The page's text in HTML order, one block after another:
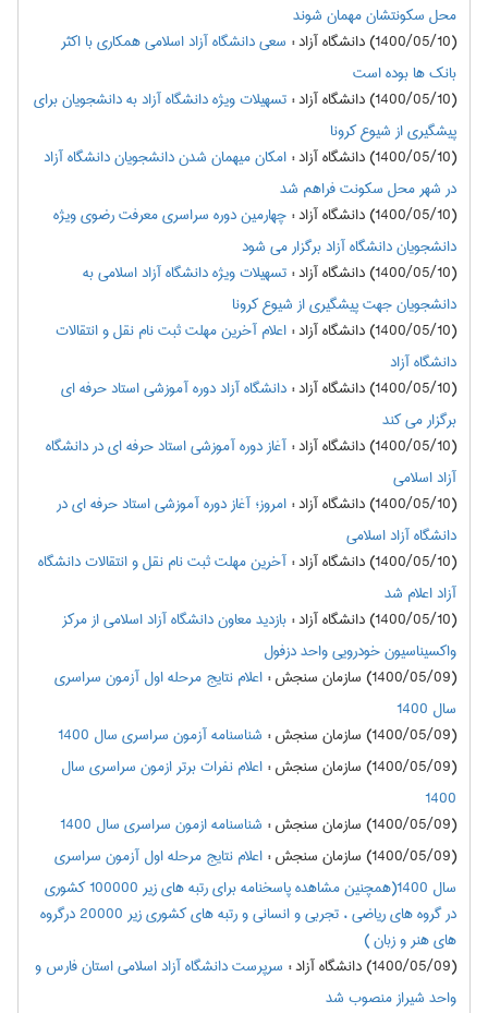
محل سکونتشان مهمان شوند
(1400/05/10) دانشگاه آزاد
: سعی دانشگاه آزاد اسلامی همکاری با اکثر
بانک ها بوده است
(1400/05/10) دانشگاه آزاد
:تسهیلات ویژه دانشگاه آزاد به دانشجویان برای
پیشگیری از شیوع کرونا
(1400/05/10) دانشگاه آزاد
:امکان میهمان شدن دانشجویان دانشگاه آزاد
در شهر محل سکونت فراهم شد
(1400/05/10) دانشگاه آزاد
:چهارمین دوره سراسری معرفت رضوی ویژه
دانشجویان دانشگاه آزاد برگزار می شود
(1400/05/10) دانشگاه آزاد
:تسهیلات ویژه دانشگاه آزاد اسلامی به
دانشجویان جهت پیشگیری از شیوع کرونا
(1400/05/10) دانشگاه آزاد
:اعلام آخرین مهلت ثبت نام نقل و انتقالات
دانشگاه آزاد
(1400/05/10) دانشگاه آزاد
:دانشگاه آزاد دوره آموزشی استاد حرفه ای
برگزار می کند
(1400/05/10) دانشگاه آزاد
:آغاز دوره آموزشی استاد حرفه ای در دانشگاه
آزاد اسلامی
(1400/05/10) دانشگاه آزاد
:امروز؛ آغاز دوره آموزشی استاد حرفه ای در
دانشگاه آزاد اسلامی
(1400/05/10) دانشگاه آزاد
:آخرین مهلت ثبت نام نقل و انتقالات دانشگاه
آزاد اعلام شد
(1400/05/10) دانشگاه آزاد
:بازدید معاون دانشگاه آزاد اسلامی از مرکز
واکسیناسیون خودرویی واحد دزفول
(1400/05/09) سازمان سنجش
:اعلام نتايج مرحله اول آزمون سراسري
سال 1400
(1400/05/09) سازمان سنجش
: شناسنامه آزمون سراسری سال 1400
(1400/05/09) سازمان سنجش
:اعلام نفرات برتر ازمون سراسري سال
1400
(1400/05/09) سازمان سنجش
: شناسنامه ازمون سراسري سال 1400
(1400/05/09) سازمان سنجش
:اعلام نتايج مرحله اول آزمون سراسري
سال 1400(همچنین مشاهده پاسخنامه برای رتبه های زیر 100000 کشوری
در گروه های ریاضی ، تجربی و انسانی و رتبه های کشوری زیر 20000 درگروه
های هنر و زبان )
(1400/05/09) دانشگاه آزاد
: سرپرست دانشگاه آزاد اسلامی استان فارس و
واحد شیراز منصوب شد